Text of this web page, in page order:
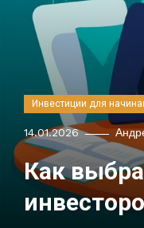
Инвестиции для
14.01.2026
Как